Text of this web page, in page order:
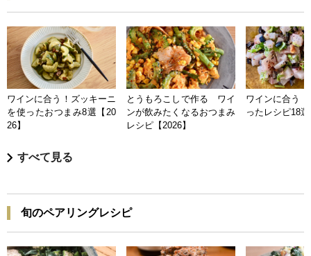
ワインに合う！ズッキーニ
を使ったおつまみ8選【20
26】
とうもろこしで作る ワイ
ンが飲みたくなるおつまみ
レシピ【2026】
ワインに合う
ったレシピ18
すべて見る
旬のペアリングレシピ